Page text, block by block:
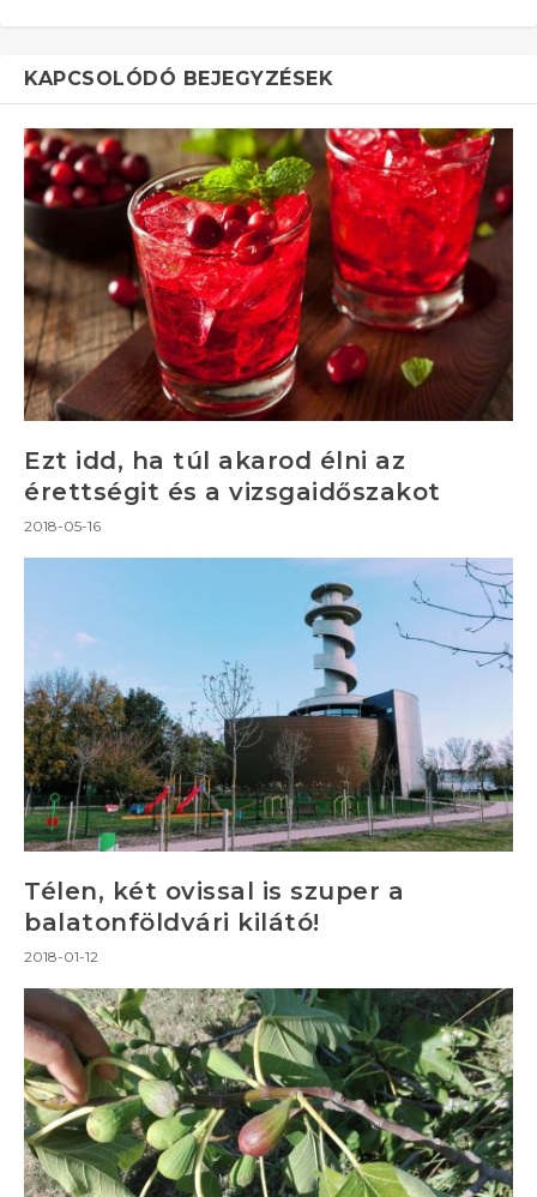
KAPCSOLÓDÓ BEJEGYZÉSEK
Ezt idd, ha túl akarod élni az
érettségit és a vizsgaidőszakot
2018-05-16
Télen, két ovissal is szuper a
balatonföldvári kilátó!
2018-01-12